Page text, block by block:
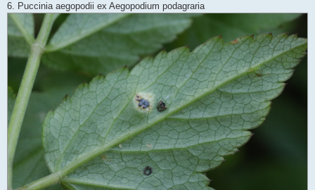
6. Puccinia aegopodii ex Aegopodium podagraria